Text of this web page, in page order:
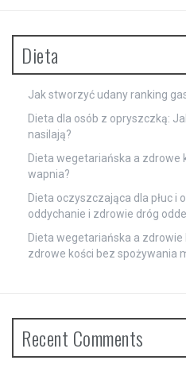
Dieta
Jak stworzyć udany ranking
Dieta dla osób z opryszczką:
nasilają?
Dieta wegetariańska a zdrowe
wapnia?
Dieta oczyszczająca dla płuc i
oddychanie i zdrowie dróg
Dieta wegetariańska a
zdrowe kości bez spożywania
Recent Comments